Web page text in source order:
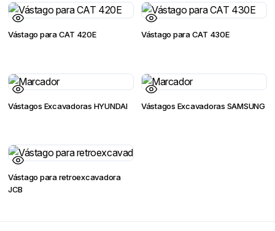
Vástago para CAT 420E Vástago para CAT 430E
Vástagos Excavadoras HYUNDAI Vástagos Excavadoras SAMSUNG
Vástago para retroexcavadora
JCB